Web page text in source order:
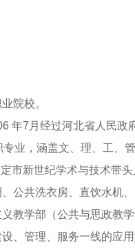
院校。
年7 月经过河北省人民政
专业，涵盖文、理、工、
市新世纪学术与技术带头
共洗衣房、直饮水机
教学部（公共与思政教
、管理、服务一线的应用